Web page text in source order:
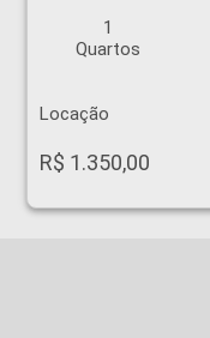
1
Quartos
Locação
R$ 1.350,00